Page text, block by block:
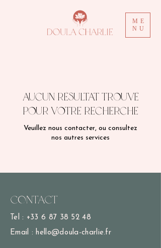
ME
NU
Aucun résultat trouvé
pour votre recherche
Veuillez nous contacter, ou consultez
nos autres services
Contact
Tel : +33 6 87 38 52 48
Email :hello@doula-charlie.fr